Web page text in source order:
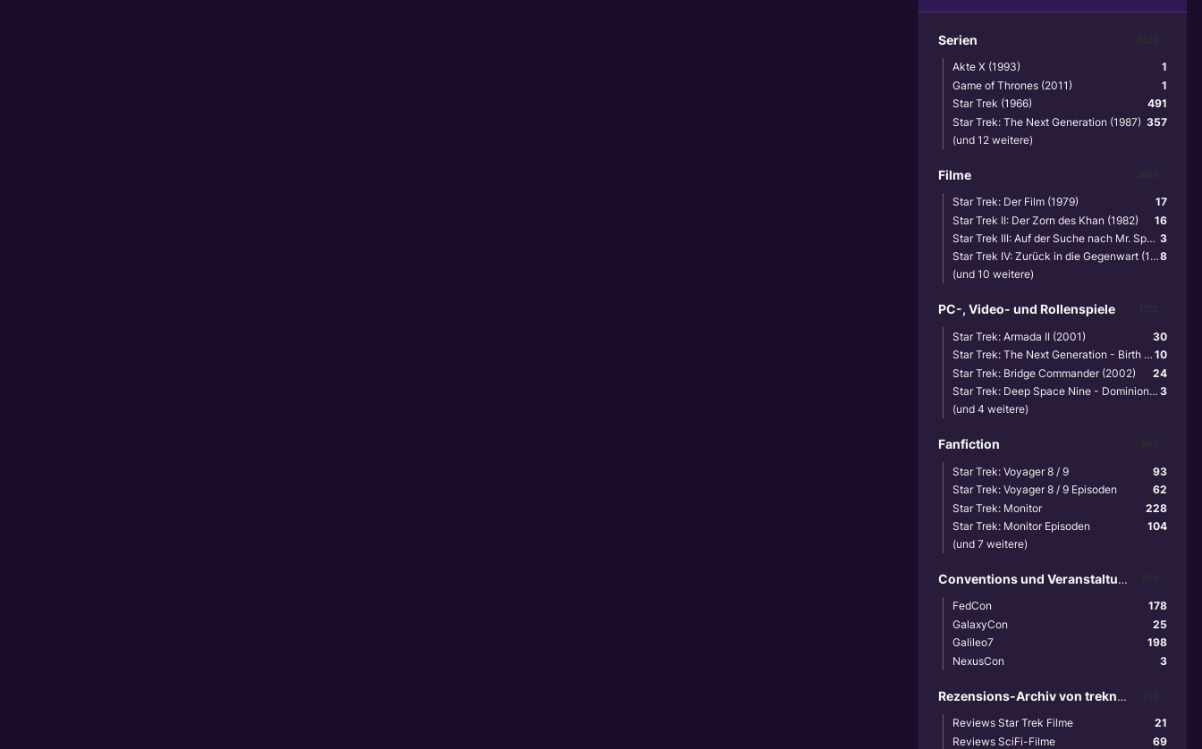
Serien
1
Akte X (1993)
1
Game of Thrones (2011)
491
Star Trek (1966)
357
Star Trek: The Next Generation (1987)
(und 12 weitere)
Filme
17
Star Trek: Der Film (1979)
16
Star Trek II: Der Zorn des Khan (1982)
3
Star Trek III: Auf der Suche nach Mr. Spock (1984)
8
Star Trek IV: Zurück in die Gegenwart (1986)
(und 10 weitere)
PC-, Video- und Rollenspiele
30
Star Trek: Armada II (2001)
10
Star Trek: The Next Generation - Birth of the Federation (1999)
24
Star Trek: Bridge Commander (2002)
3
Star Trek: Deep Space Nine - Dominion Wars (2001)
(und 4 weitere)
Fanfiction
93
Star Trek: Voyager 8 / 9
62
Star Trek: Voyager 8 / 9 Episoden
228
Star Trek: Monitor
104
Star Trek: Monitor Episoden
(und 7 weitere)
Conventions und Veranstaltungen
178
FedCon
25
GalaxyCon
198
Galileo7
3
NexusCon
Rezensions-Archiv von treknews.de
21
Reviews Star Trek Filme
69
Reviews SciFi-Filme